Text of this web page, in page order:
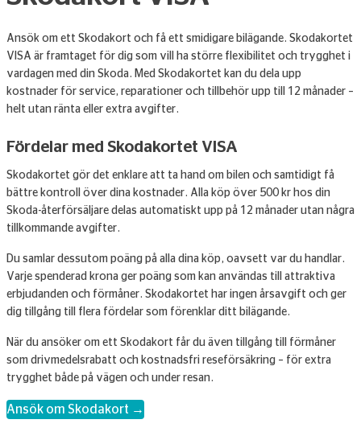
Ansök om ett Skodakort och få ett smidigare bilägande. Skodakortet
VISA är framtaget för dig som vill ha större flexibilitet och trygghet i
vardagen med din Skoda. Med Skodakortet kan du dela upp
kostnader för service, reparationer och tillbehör upp till 12 månader –
helt utan ränta eller extra avgifter.
Fördelar med Skodakortet VISA
Skodakortet gör det enklare att ta hand om bilen och samtidigt få
bättre kontroll över dina kostnader. Alla köp över 500 kr hos din
Skoda-återförsäljare delas automatiskt upp på 12 månader utan några
tillkommande avgifter.
Du samlar dessutom poäng på alla dina köp, oavsett var du handlar.
Varje spenderad krona ger poäng som kan användas till attraktiva
erbjudanden och förmåner. Skodakortet har ingen årsavgift och ger
dig tillgång till flera fördelar som förenklar ditt bilägande.
När du ansöker om ett Skodakort får du även tillgång till förmåner
som drivmedelsrabatt och kostnadsfri reseförsäkring – för extra
trygghet både på vägen och under resan.
Ansök om Skodakort →